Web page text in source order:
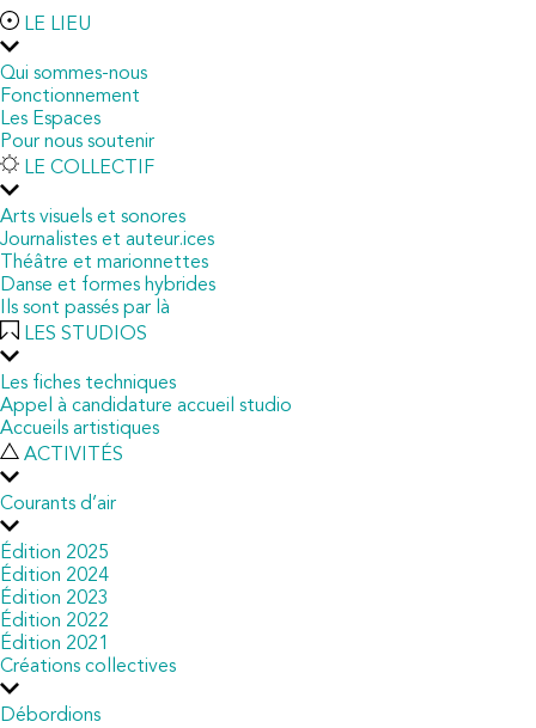
LE LIEU
Qui sommes-nous
Fonctionnement
Les Espaces
Pour nous soutenir
LE COLLECTIF
Arts visuels et sonores
Journalistes et auteur.ices
Théâtre et marionnettes
Danse et formes hybrides
Ils sont passés par là
LES STUDIOS
Les fiches techniques
Appel à candidature accueil studio
Accueils artistiques
ACTIVITÉS
Courants d’air
Édition 2025
Édition 2024
Édition 2023
Édition 2022
Édition 2021
Créations collectives
Débordions